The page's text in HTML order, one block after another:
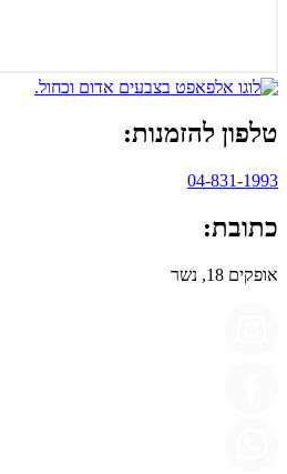
טלפון להזמנות:
04-831-1993
כתובת:
אופקים 18, נשר